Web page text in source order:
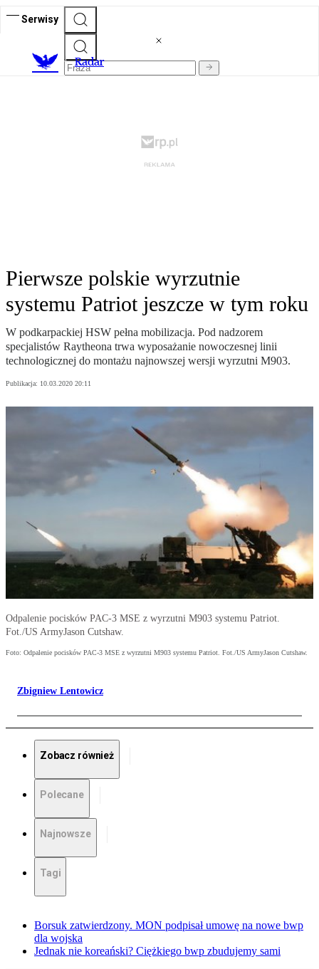
Serwisy
Radar
Pierwsze polskie wyrzutnie
systemu Patriot jeszcze w tym roku
W podkarpackiej HSW pełna mobilizacja. Pod nadzorem
specjalistów Raytheona trwa wyposażanie nowoczesnej linii
technologicznej do montażu najnowszej wersji wyrzutni M903.
Publikacja: 10.03.2020 20:11
Odpalenie pocisków PAC-3 MSE z wyrzutni M903 systemu Patriot.
Fot./US ArmyJason Cutshaw.
Foto: Odpalenie pocisków PAC-3 MSE z wyrzutni M903 systemu Patriot. Fot./US ArmyJason Cutshaw.
Zbigniew Lentowicz
Zobacz również
Polecane
Najnowsze
Tagi
Borsuk zatwierdzony. MON podpisał umowę na nowe bwp
dla wojska
Jednak nie koreański? Ciężkiego bwp zbudujemy sami